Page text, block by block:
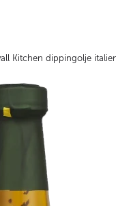
Kitchen dippingolje